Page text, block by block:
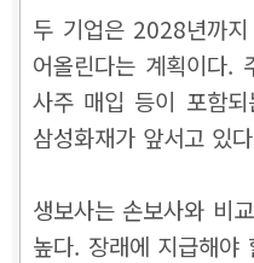
두 기업은 2028년까
어올린다는 계획이다.
사주 매입 등이 포함
삼성화재가 앞서고 있
생보사는 손보사와 비
높다. 장래에 지급해야